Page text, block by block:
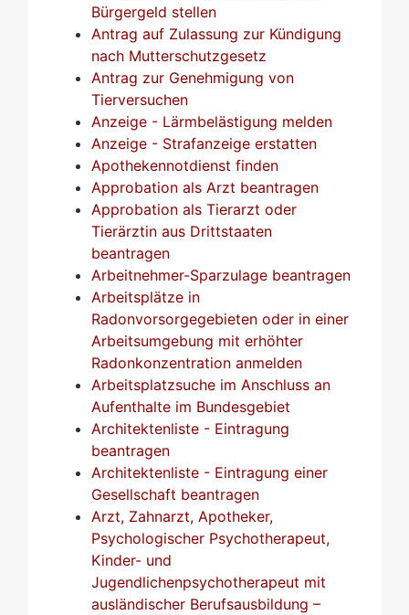
Bürgergeld stellen
Antrag auf Zulassung zur Kündigung
nach Mutterschutzgesetz
Antrag zur Genehmigung von
Tierversuchen
Anzeige - Lärmbelästigung melden
Anzeige - Strafanzeige erstatten
Apothekennotdienst finden
Approbation als Arzt beantragen
Approbation als Tierarzt oder
Tierärztin aus Drittstaaten
beantragen
Arbeitnehmer-Sparzulage beantragen
Arbeitsplätze in
Radonvorsorgegebieten oder in einer
Arbeitsumgebung mit erhöhter
Radonkonzentration anmelden
Arbeitsplatzsuche im Anschluss an
Aufenthalte im Bundesgebiet
Architektenliste - Eintragung
beantragen
Architektenliste - Eintragung einer
Gesellschaft beantragen
Arzt, Zahnarzt, Apotheker,
Psychologischer Psychotherapeut,
Kinder- und
Jugendlichenpsychotherapeut mit
ausländischer Berufsausbildung –